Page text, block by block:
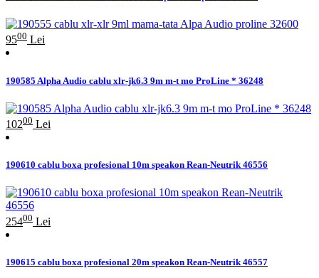
9500 Lei
190585 Alpha Audio cablu xlr-jk6.3 9m m-t mo ProLine * 36248
10200 Lei
190610 cablu boxa profesional 10m speakon Rean-Neutrik 46556
25400 Lei
190615 cablu boxa profesional 20m speakon Rean-Neutrik 46557